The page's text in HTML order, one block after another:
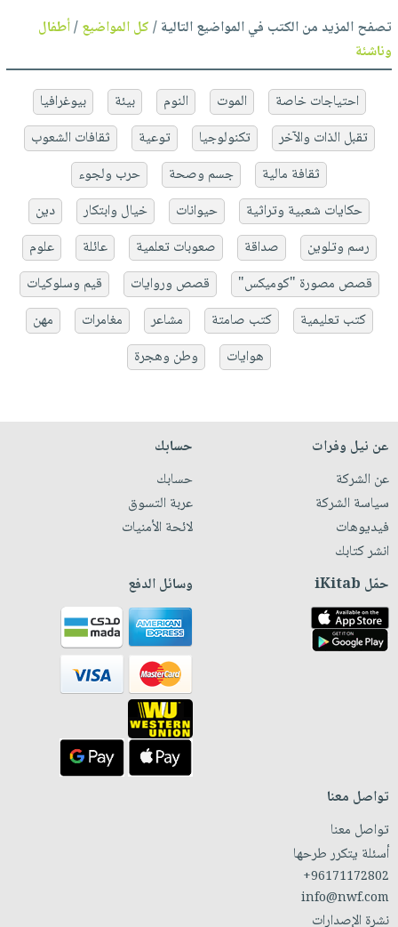
تصفح المزيد من الكتب في المواضيع التالية /كل المواضيع/أطفال
وناشئة
احتياجات خاصة الموت النوم بيئة
بيوغرافيا
تقبل الذات والآخر
تكنولوجيا توعية
ثقافات الشعوب
ثقافة مالية
جسم وصحة
حرب ولجوء
حكايات شعبية وتراثية
حيوانات خيال وابتكار
دين
رسم وتلوين
صداقة صعوبات تعلمية عائلة
علوم
قصص مصورة "كوميكس"
قصص وروايات
قيم وسلوكيات
كتب تعليمية
كتب صامتة مشاعر مغامرات
مهن
هوايات
وطن وهجرة
عن نيل وفرات
عن الشركة
سياسة الشركة
فيديوهات
انشر كتابك
حسابك
حسابك
عربة التسوق
لائحة الأمنيات
حمّل iKitab وسائل الدفع
تواصل معنا
تواصل معنا
أسئلة يتكرر طرحها
+96171172802
info@nwf.com
نشرة الإصدارات